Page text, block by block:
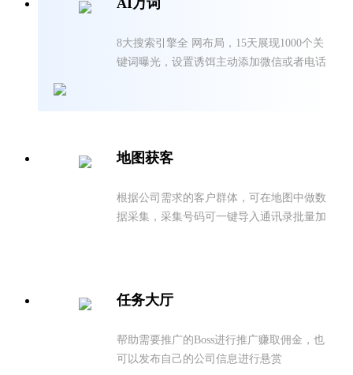
AI万词
8大搜索引擎全 网布局，15天展现1000个关
键词曝光，设置诱饵主动添加微信或者电话
地图获客
根据公司需求的客户群体，可在地图中做数
据采集，采集号码可⼀键导入通讯录批量加
任务大厅
帮助需要推广的Boss进行推广赚取佣⾦，也
可以发布⾃⼰的公司信息进行悬赏